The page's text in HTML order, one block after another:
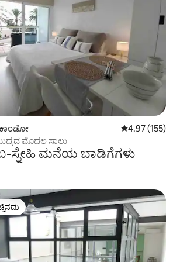
5 ರಲ್ಲಿ 4.97
4.97 (155)
ಮೊದಲ ಸಾಲು
ಸ್ನೇಹಿ ಮನೆಯ ಬಾಡಿಗೆಗಳು